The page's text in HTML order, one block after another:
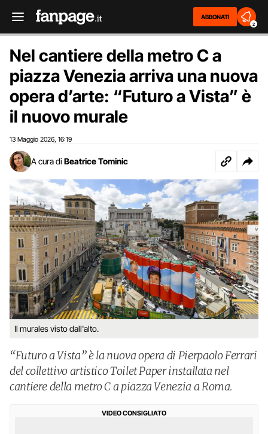
ABBONATI
2
Nel cantiere della metro C a
piazza Venezia arriva una nuova
opera d’arte: “Futuro a Vista” è
il nuovo murale
13 Maggio 2026 16:19
A cura di Beatrice Tominic
Il murales visto dall'alto.
“Futuro a Vista” è la nuova opera di Pierpaolo Ferrari
del collettivo artistico Toilet Paper installata nel
cantiere della metro C a piazza Venezia a Roma.
VIDEO CONSIGLIATO